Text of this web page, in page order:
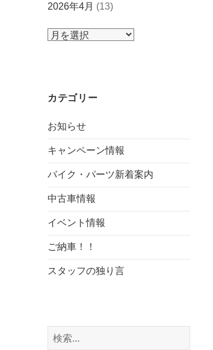
ブ
2026年4月 (13)
カテゴリー
お知らせ
キャンペーン情報
バイク・パーツ新着案内
中古車情報
イベント情報
ご納車！！
スタッフの独り言
検